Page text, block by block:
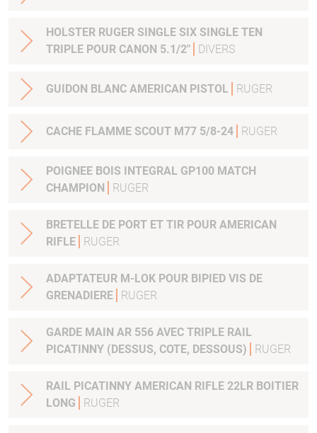
HOLSTER RUGER SINGLE SIX SINGLE TEN
TRIPLE POUR CANON 5.1/2"
DIVERS
GUIDON BLANC AMERICAN PISTOL RUGER
CACHE FLAMME SCOUT M77 5/8-24 RUGER
POIGNEE BOIS INTEGRAL GP100 MATCH
CHAMPION
RUGER
BRETELLE DE PORT ET TIR POUR AMERICAN
RIFLE
RUGER
ADAPTATEUR M-LOK POUR BIPIED VIS DE
GRENADIERE
RUGER
GARDE MAIN AR 556 AVEC TRIPLE RAIL
PICATINNY (DESSUS, COTE, DESSOUS)
RUGER
RAIL PICATINNY AMERICAN RIFLE 22LR BOITIER
LONG
RUGER